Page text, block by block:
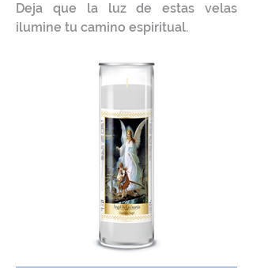
Deja que la luz de estas velas
ilumine tu camino espiritual.